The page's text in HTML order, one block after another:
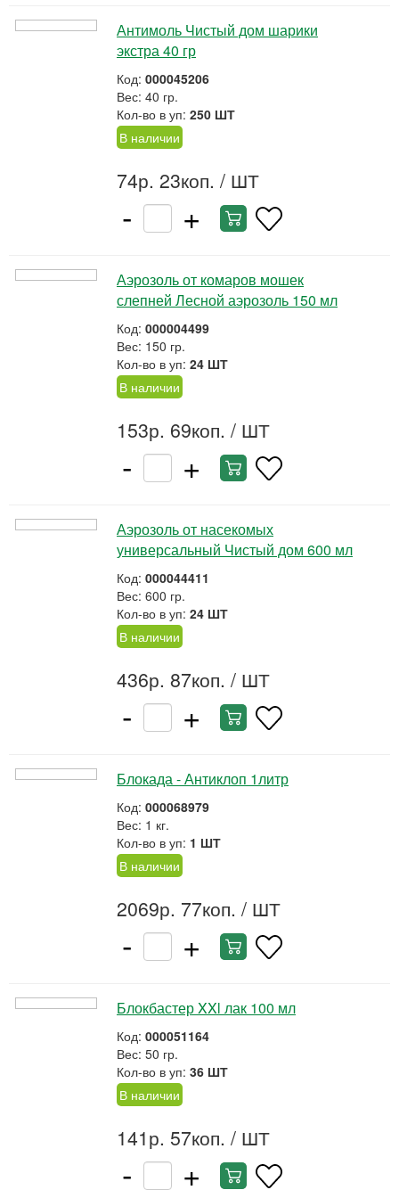
Антимоль Чистый дом шарики
экстра 40 гр
Код: 000045206
Вес: 40 гр.
Кол-во в уп: 250 ШТ
В наличии
74р. 23коп. / ШТ
- +
Аэрозоль от комаров мошек
слепней Лесной аэрозоль 150 мл
Код: 000004499
Вес: 150 гр.
Кол-во в уп: 24 ШТ
В наличии
153р. 69коп. / ШТ
- +
Аэрозоль от насекомых
универсальный Чистый дом 600 мл
Код: 000044411
Вес: 600 гр.
Кол-во в уп: 24 ШТ
В наличии
436р. 87коп. / ШТ
- +
Блокада - Антиклоп 1литр
Код: 000068979
Вес: 1 кг.
Кол-во в уп: 1 ШТ
В наличии
2069р. 77коп. / ШТ
- +
Блокбастер XXl лак 100 мл
Код: 000051164
Вес: 50 гр.
Кол-во в уп: 36 ШТ
В наличии
141р. 57коп. / ШТ
- +